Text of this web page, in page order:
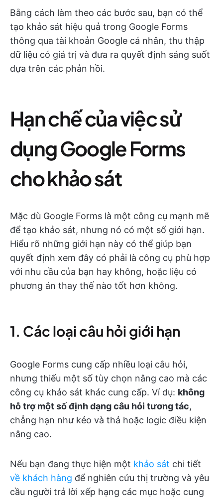
Bằng cách làm theo các bước sau, bạn có thể
tạo khảo sát hiệu quả trong Google Forms
thông qua tài khoản Google cá nhân, thu thập
dữ liệu có giá trị và đưa ra quyết định sáng suốt
dựa trên các phản hồi.
Hạn chế của việc sử
dụng Google Forms
cho khảo sát
Mặc dù Google Forms là một công cụ mạnh mẽ
để tạo khảo sát, nhưng nó có một số giới hạn.
Hiểu rõ những giới hạn này có thể giúp bạn
quyết định xem đây có phải là công cụ phù hợp
với nhu cầu của bạn hay không, hoặc liệu có
phương án thay thế nào tốt hơn không.
1. Các loại câu hỏi giới hạn
Google Forms cung cấp nhiều loại câu hỏi,
nhưng thiếu một số tùy chọn nâng cao mà các
công cụ khảo sát khác cung cấp. Ví dụ: không
hỗ trợ một số định dạng câu hỏi tương tác,
chẳng hạn như kéo và thả hoặc logic điều kiện
nâng cao.
Nếu bạn đang thực hiện một khảo sát chi tiết
về khách hàng để nghiên cứu thị trường và yêu
cầu người trả lời xếp hạng các mục hoặc cung